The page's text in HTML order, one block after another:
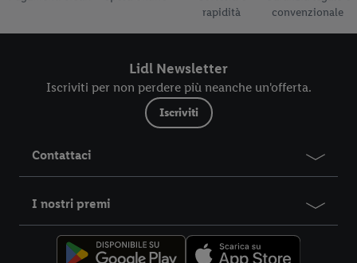
rapidità
convenzionale
Lidl Newsletter
Iscriviti per non perdere più neanche un'offerta.
Iscriviti
Contattaci
I nostri premi